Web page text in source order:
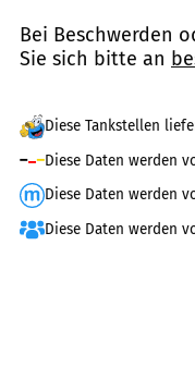
Bei Beschwerden
Sie sich bitte an
Diese Tankstellen
Diese Daten werden
Diese Daten werden
Diese Daten werden